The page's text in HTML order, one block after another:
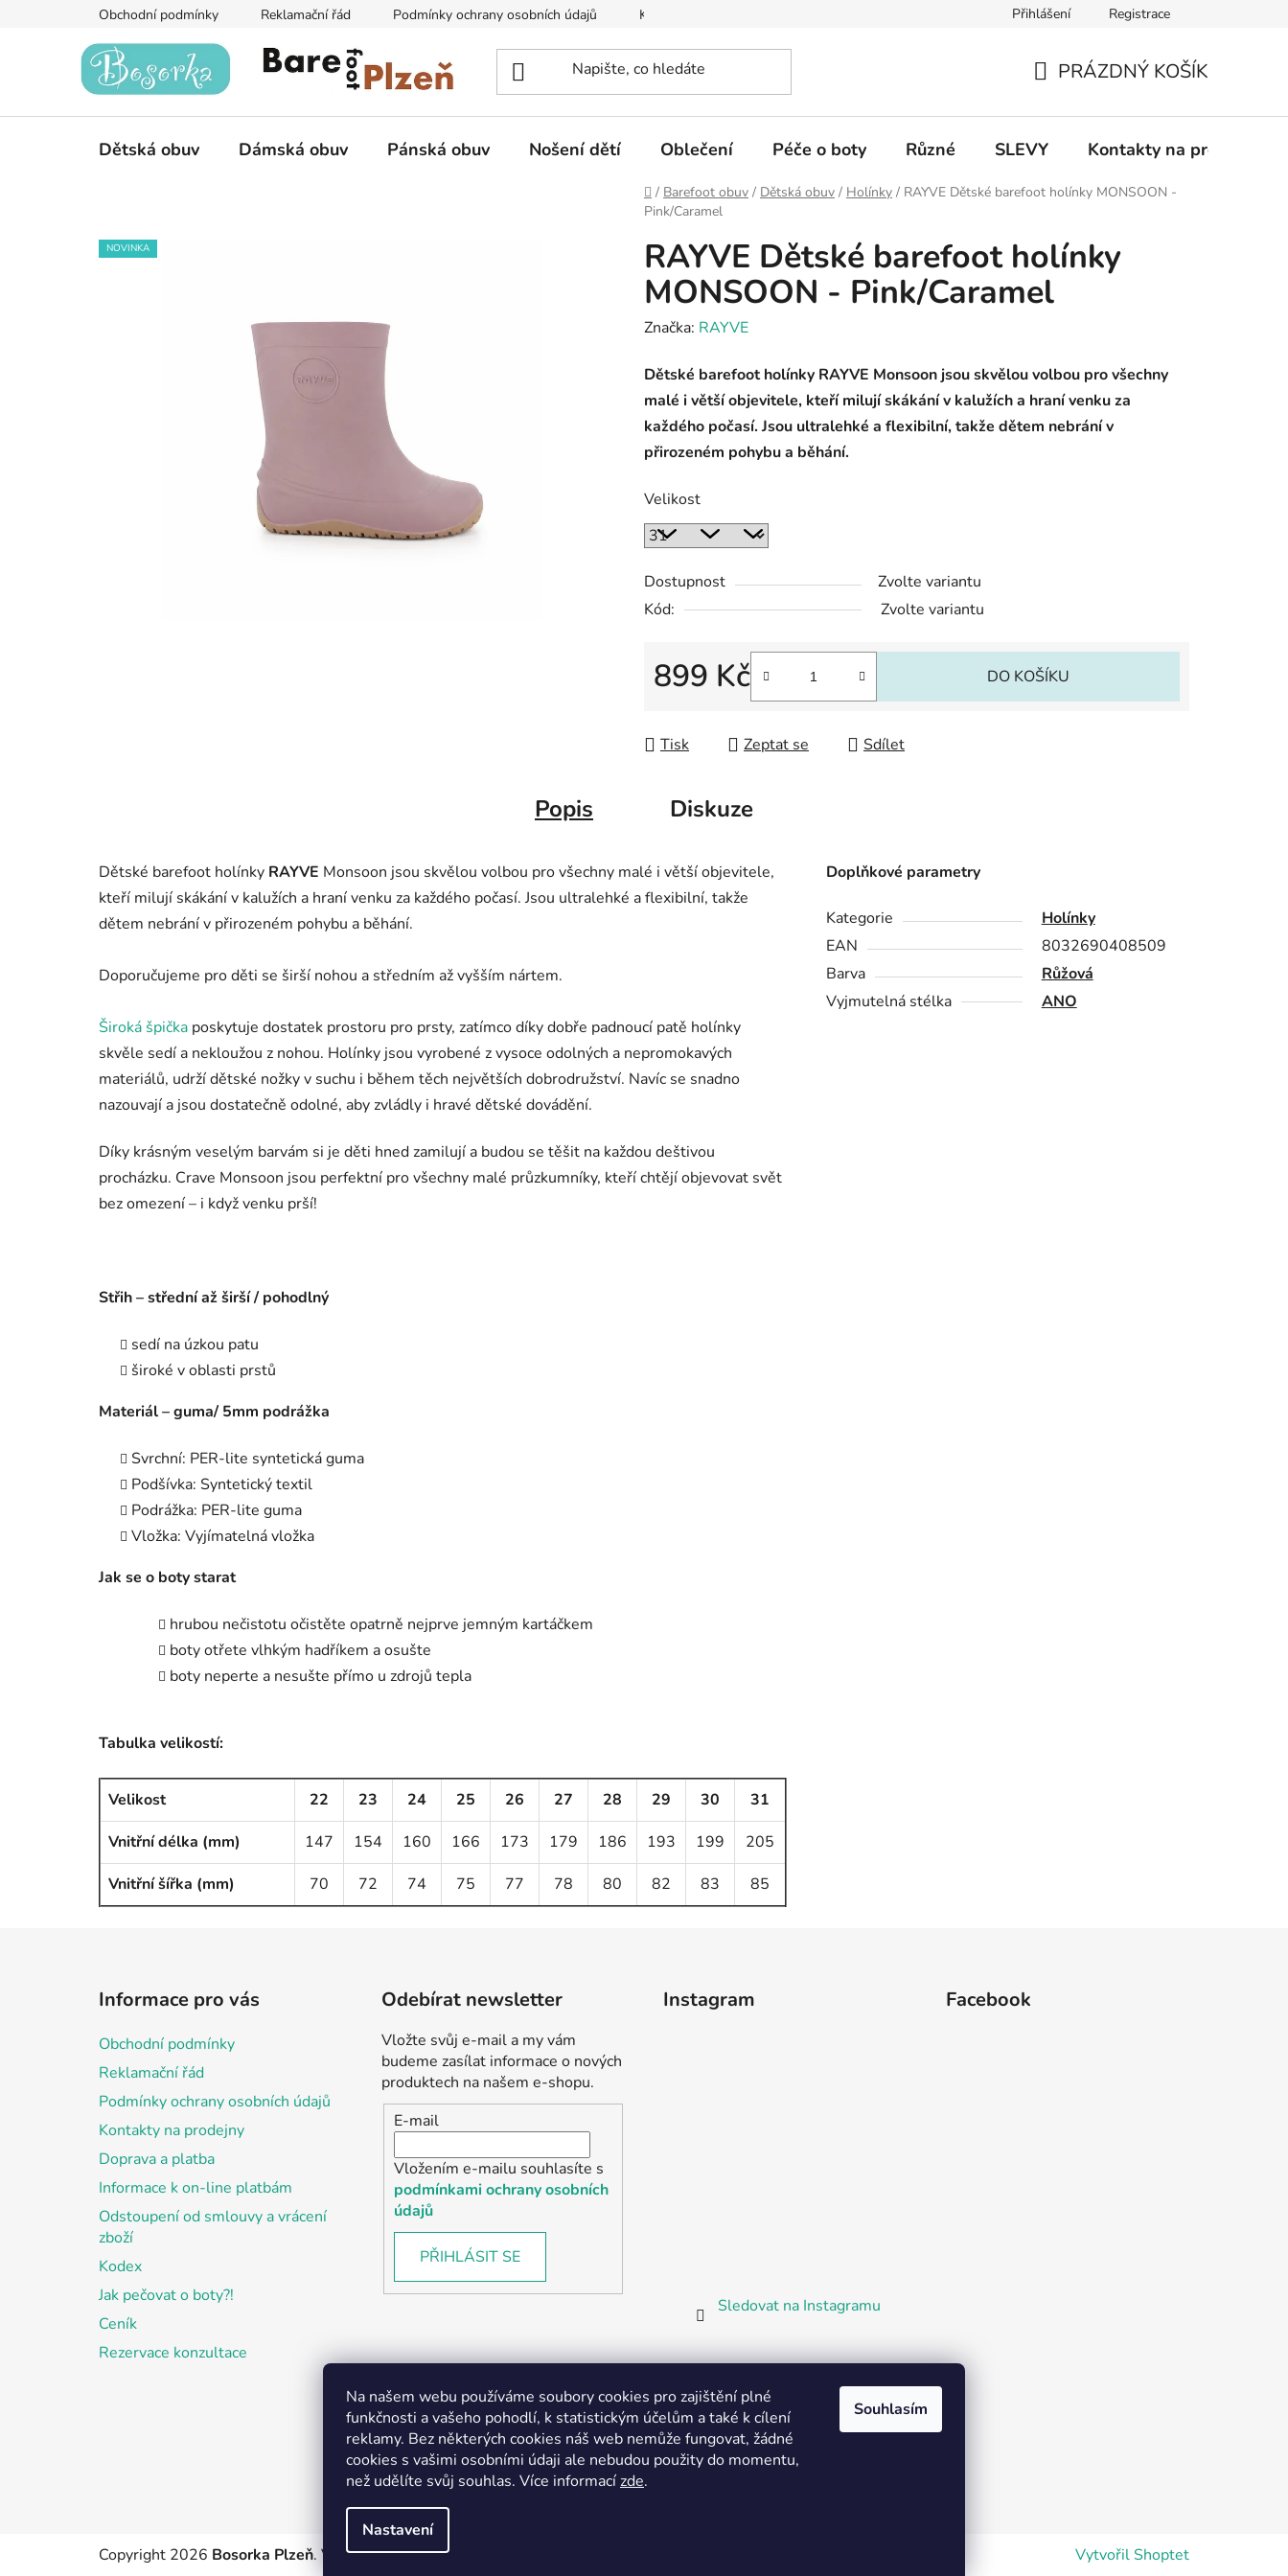
Na našem webu používáme soubory cookies pro zajištění plné
funkčnosti a vašeho pohodlí, k statistickým účelům a také k cílení
reklamy. Bez některých cookies náš web nemůže fungovat, žádné
cookies s vašimi osobními údaji ale nebudou použity do momentu,
než udělíte svůj souhlas. Více informacízde.
Nastavení
Souhlasím
Obchodní podmínky Reklamační řád Podmínky ochrany osobních údajů Kontakty na prodejny Informace k on-line platbám Odstoupení od
Přihlášení Registrace
KOŠÍK
PRÁZDNÝ KOŠÍK
Dětská obuv Dámská obuv Pánská obuv Nošení dětí Oblečení Péče o boty Různé SLEVY Kontakty na prodejny
Domů
/ Barefoot obuv / Dětská obuv / Holínky / RAYVE Dětské barefoot holínky MONSOON -
Pink/Caramel
RAYVE Dětské barefoot holínky
MONSOON - Pink/Caramel
Značka: RAYVE
Dětské barefoot holínky RAYVE Monsoon jsou skvělou volbou pro všechny
malé i větší objevitele, kteří milují skákání v kalužích a hraní venku za
každého počasí. Jsou ultralehké a flexibilní, takže dětem nebrání v
přirozeném pohybu a běhání.
Velikost
Dostupnost
Zvolte variantu
Kód:
Zvolte variantu
899 Kč DO KOŠÍKU
Tisk Zeptat se Sdílet
NOVINKA
Popis Diskuze
Dětské barefoot holínky RAYVE Monsoon jsou skvělou volbou pro všechny malé i větší objevitele,
kteří milují skákání v kalužích a hraní venku za každého počasí. Jsou ultralehké a flexibilní, takže
dětem nebrání v přirozeném pohybu a běhání.
Doporučujeme pro děti se širší nohou a středním až vyšším nártem.
Široká špička poskytuje dostatek prostoru pro prsty, zatímco díky dobře padnoucí patě holínky
skvěle sedí a nekloužou z nohou. Holínky jsou vyrobené z vysoce odolných a nepromokavých
materiálů, udrží dětské nožky v suchu i během těch největších dobrodružství. Navíc se snadno
nazouvají a jsou dostatečně odolné, aby zvládly i hravé dětské dovádění.
Díky krásným veselým barvám si je děti hned zamilují a budou se těšit na každou deštivou
procházku. Crave Monsoon jsou perfektní pro všechny malé průzkumníky, kteří chtějí objevovat svět
bez omezení – i když venku prší!
Střih – střední až širší / pohodlný
sedí na úzkou patu
široké v oblasti prstů
Materiál – guma/ 5mm podrážka
Svrchní: PER-lite syntetická guma
Podšívka: Syntetický textil
Podrážka: PER-lite guma
Vložka: Vyjímatelná vložka
Jak se o boty starat
hrubou nečistotu očistěte opatrně nejprve jemným kartáčkem
boty otřete vlhkým hadříkem a osušte
boty neperte a nesušte přímo u zdrojů tepla
Tabulka velikostí:
Velikost 22 23 24 25 26 27 28 29 30
31
Vnitřní délka (mm)
147 154 160 166 173 179 186 193 199
205
Vnitřní šířka (mm)
70 72 74 75 77 78 80 82 83 85
Doplňkové parametry
Kategorie
Holínky
EAN
8032690408509
Barva
Růžová
Vyjmutelná stélka
ANO
Informace pro vás
Obchodní podmínky
Reklamační řád
Podmínky ochrany osobních údajů
Kontakty na prodejny
Doprava a platba
Informace k on-line platbám
Odstoupení od smlouvy a vrácení
zboží
Kodex
Jak pečovat o boty?!
Ceník
Rezervace konzultace
Odebírat newsletter
Vložte svůj e-mail a my vám
budeme zasílat informace o nových
produktech na našem e-shopu.
E-mail
Vložením e-mailu souhlasíte s
podmínkami ochrany osobních
údajů
PŘIHLÁSIT SE
Instagram
Sledovat na Instagramu
Facebook
Partnerská prodejna Barefoot Plzeň
Vytvořil Shoptet
Copyright 2026 Bosorka Plzeň. Všechna práva vyhrazena.